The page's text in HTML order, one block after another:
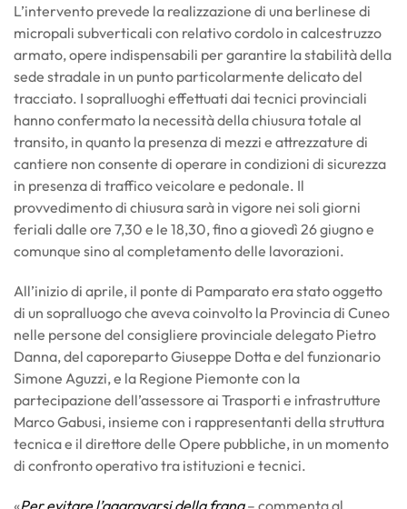
L’intervento prevede la realizzazione di una berlinese di
micropali subverticali con relativo cordolo in calcestruzzo
armato, opere indispensabili per garantire la stabilità della
sede stradale in un punto particolarmente delicato del
tracciato. I sopralluoghi effettuati dai tecnici provinciali
hanno confermato la necessità della chiusura totale al
transito, in quanto la presenza di mezzi e attrezzature di
cantiere non consente di operare in condizioni di sicurezza
in presenza di traffico veicolare e pedonale. Il
provvedimento di chiusura sarà in vigore nei soli giorni
feriali dalle ore 7,30 e le 18,30, fino a giovedì 26 giugno e
comunque sino al completamento delle lavorazioni.
All’inizio di aprile, il ponte di Pamparato era stato oggetto
di un sopralluogo che aveva coinvolto la Provincia di Cuneo
nelle persone del consigliere provinciale delegato Pietro
Danna, del caporeparto Giuseppe Dotta e del funzionario
Simone Aguzzi, e la Regione Piemonte con la
partecipazione dell’assessore ai Trasporti e infrastrutture
Marco Gabusi, insieme con i rappresentanti della struttura
tecnica e il direttore delle Opere pubbliche, in un momento
di confronto operativo tra istituzioni e tecnici.
«Per evitare l’aggravarsi della frana– commenta al